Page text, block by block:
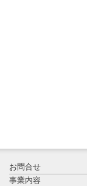
お問合せ
事業内容